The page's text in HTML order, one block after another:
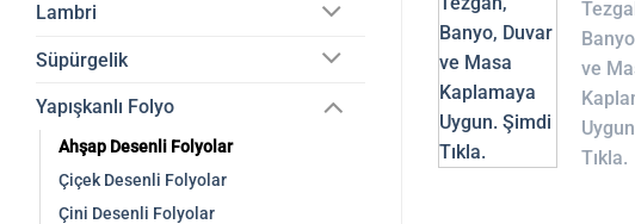
Lambri
Süpürgelik
Yapışkanlı Folyo
Ahşap Desenli Folyolar
Çiçek Desenli Folyolar
Çini Desenli Folyolar